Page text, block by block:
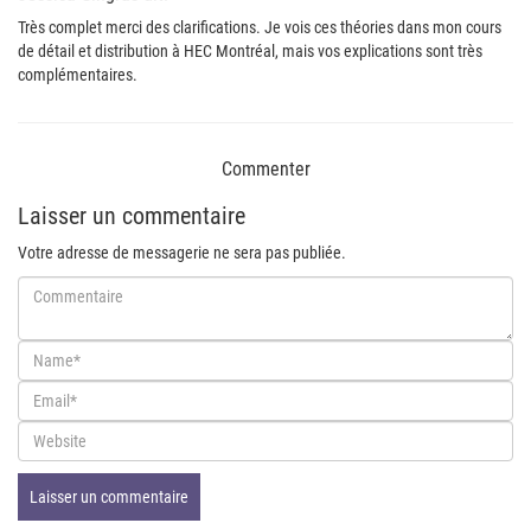
Très complet merci des clarifications. Je vois ces théories dans mon cours
de détail et distribution à HEC Montréal, mais vos explications sont très
complémentaires.
Commenter
Laisser un commentaire
Votre adresse de messagerie ne sera pas publiée.